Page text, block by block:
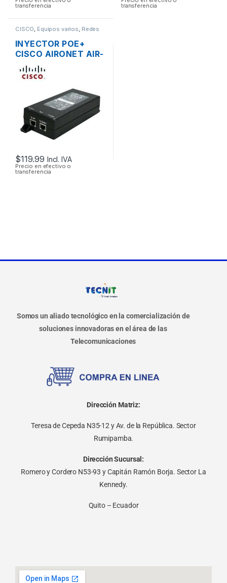
transferencia transferencia
CISCO, Equipos varios, Redes
INYECTOR POE+
CISCO AIRONET AIR-
PWRINJ4= 30W
802.3 AF/AT
$119.99 Incl. IVA
Precio en efectivo o
transferencia
Somos un aliado tecnológico en la comercialización de
soluciones innovadoras en el área de las
Telecomunicaciones
Dirección Matriz:
Teresa de Cepeda N35-12 y Av. de la República. Sector
Rumipamba.
Dirección Sucursal:
Romero y Cordero N53-93 y Capitán Ramón Borja. Sector La
Kennedy.
Quito – Ecuador